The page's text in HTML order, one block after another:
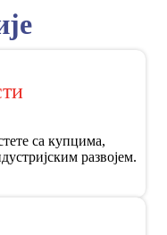
са купцима,
развојем.